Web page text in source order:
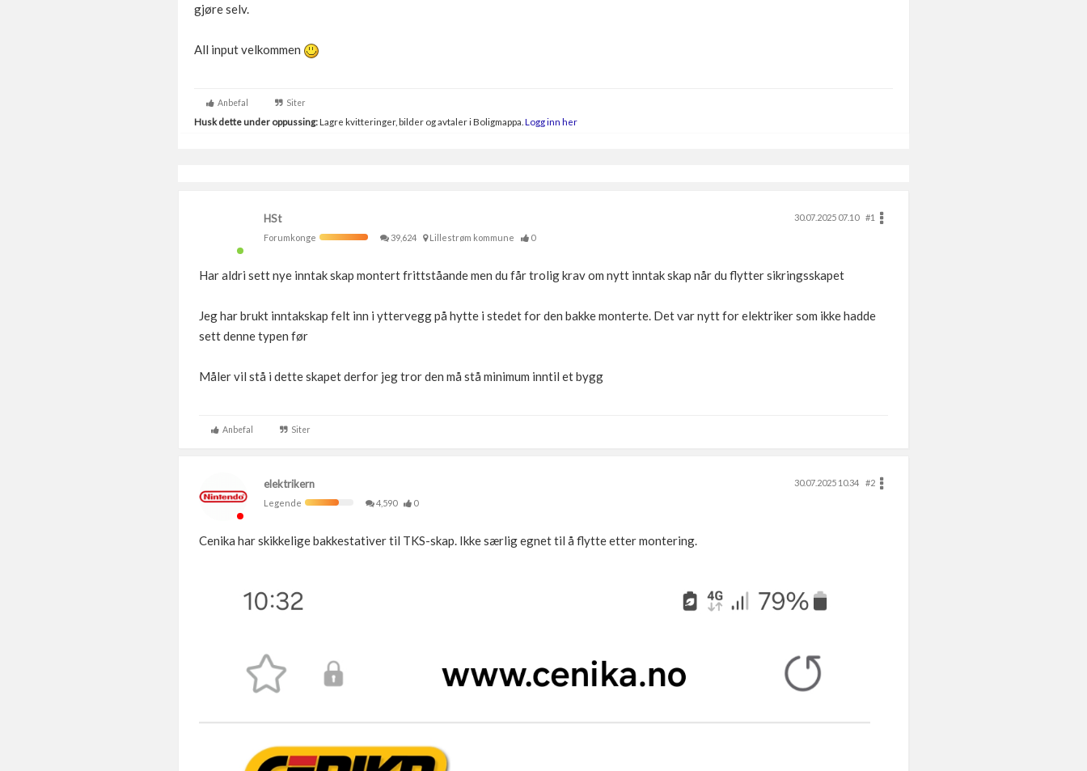
gjøre selv.
All input velkommen
Anbefal Siter
Husk dette under oppussing:Lagre kvitteringer, bilder og avtaler i Boligmappa. Logg inn her
HSt 30.07.2025 07.10
#1
Forumkonge
39,624 Lillestrøm kommune 0
Har aldri sett nye inntak skap montert frittståande men du får trolig krav om nytt inntak skap når du flytter sikringsskapet
Jeg har brukt inntakskap felt inn i yttervegg på hytte i stedet for den bakke monterte. Det var nytt for elektriker som ikke hadde
sett denne typen før
Måler vil stå i dette skapet derfor jeg tror den må stå minimum inntil et bygg
Anbefal Siter
elektrikern 30.07.2025 10.34
#2
Legende
4,590 0
Cenika har skikkelige bakkestativer til TKS-skap. Ikke særlig egnet til å flytte etter montering.